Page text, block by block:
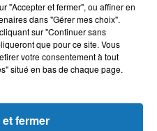
Gémeaux
"Accepter et fermer", ou affiner en
dans "Gérer mes choix".
sur "Continuer sans
que pour ce site. Vous
votre consentement à tout
situé en bas de chaque page.
fermer